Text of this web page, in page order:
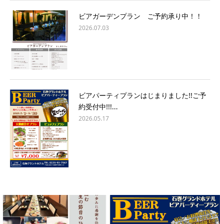
ビアガーデンプラン ご予約承り中！！
2026.07.03
ビアパーティプランはじまりました!!ご予
約受付中!!!...
2026.05.17